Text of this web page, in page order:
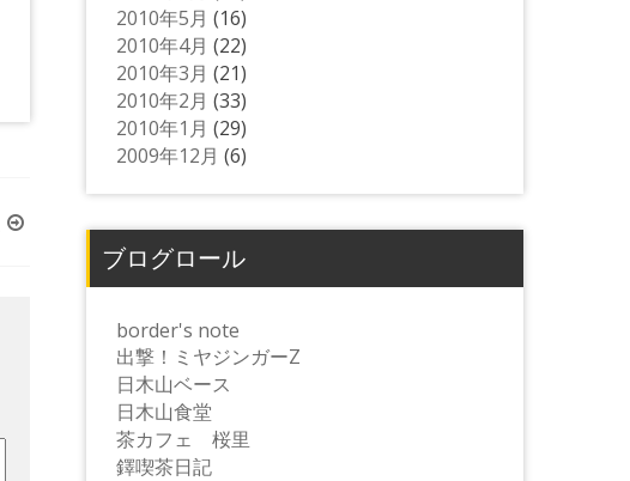
2010年5月 (16)
2010年4月 (22)
2010年3月 (21)
2010年2月 (33)
2010年1月 (29)
2009年12月 (6)
ブログロール
border's note
出撃！ミヤジンガーZ
日木山ベース
日木山食堂
茶カフェ 桜里
鐸喫茶日記